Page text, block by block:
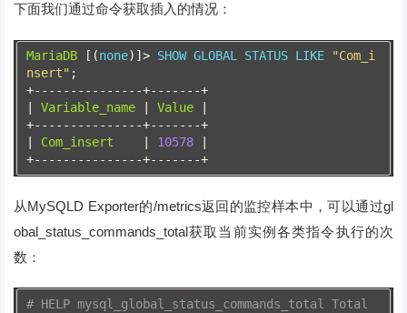
下面我们通过命令获取插入的情况：
MariaDB [(none)]> SHOW GLOBAL STATUS LIKE
"Com_i
nsert" ;
+---------------+-------+
Variable_name Value
+---------------+-------+
Com_insert 10578
+---------------+-------+
从MySQLD Exporter的/metrics返回的监控样本中，可以通过gl
obal_status_commands_total获取当前实例各类指令执行的次
数：
# HELP mysql_global_status_commands_total Total